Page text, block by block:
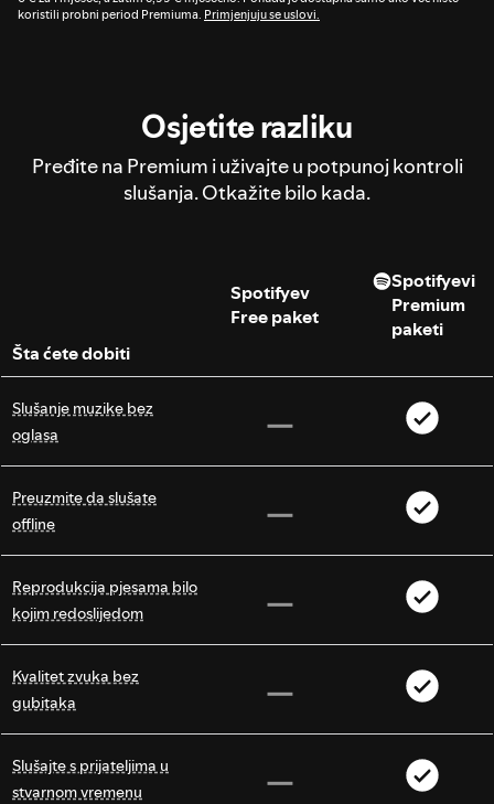
koristili probni period Premiuma. Primjenjuju se uslovi.
Osjetite razliku
Pređite na Premium i uživajte u potpunoj kontroli
slušanja. Otkažite bilo kada.
Šta ćete dobiti
Spotifyev
Free paket
Spotifyevi
Premium
paketi
Slušanje muzike bez
oglasa
Preuzmite da slušate
offline
Reprodukcija pjesama bilo
kojim redoslijedom
Kvalitet zvuka bez
gubitaka
Slušajte s prijateljima u
stvarnom vremenu